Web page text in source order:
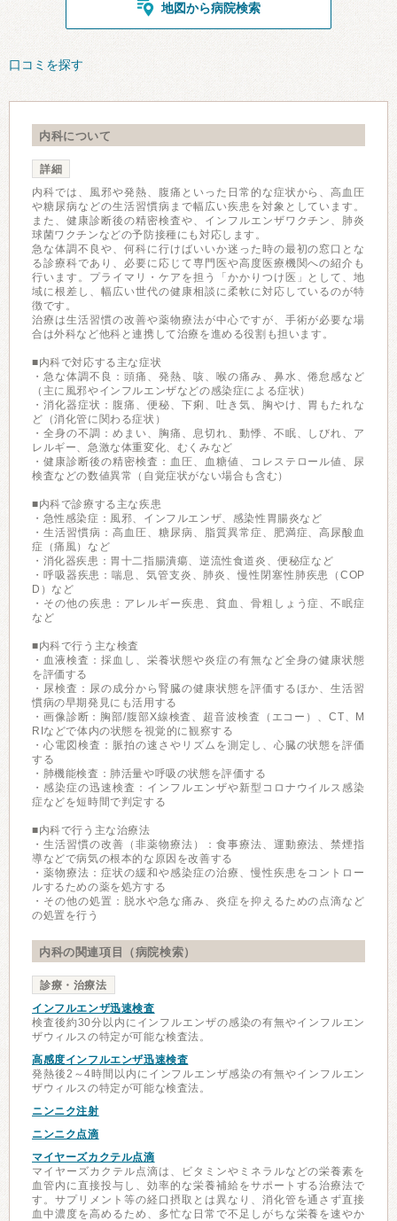
地図から病院検索
口コミを探す
内科について
詳細
内科では、風邪や発熱、腹痛といった日常的な症状から、高血圧
や糖尿病などの生活習慣病まで幅広い疾患を対象としています。
また、健康診断後の精密検査や、インフルエンザワクチン、肺炎
球菌ワクチンなどの予防接種にも対応します。
急な体調不良や、何科に行けばいいか迷った時の最初の窓口とな
る診療科であり、必要に応じて専門医や高度医療機関への紹介も
行います。プライマリ・ケアを担う「かかりつけ医」として、地
域に根差し、幅広い世代の健康相談に柔軟に対応しているのが特
徴です。
治療は生活習慣の改善や薬物療法が中心ですが、手術が必要な場
合は外科など他科と連携して治療を進める役割も担います。
■内科で対応する主な症状
・急な体調不良：頭痛、発熱、咳、喉の痛み、鼻水、倦怠感など
（主に風邪やインフルエンザなどの感染症による症状）
・消化器症状：腹痛、便秘、下痢、吐き気、胸やけ、胃もたれな
ど（消化管に関わる症状）
・全身の不調：めまい、胸痛、息切れ、動悸、不眠、しびれ、ア
レルギー、急激な体重変化、むくみなど
・健康診断後の精密検査：血圧、血糖値、コレステロール値、尿
検査などの数値異常（自覚症状がない場合も含む）
■内科で診療する主な疾患
・急性感染症：風邪、インフルエンザ、感染性胃腸炎など
・生活習慣病：高血圧、糖尿病、脂質異常症、肥満症、高尿酸血
症（痛風）など
・消化器疾患：胃十二指腸潰瘍、逆流性食道炎、便秘症など
・呼吸器疾患：喘息、気管支炎、肺炎、慢性閉塞性肺疾患（COP
D）など
・その他の疾患：アレルギー疾患、貧血、骨粗しょう症、不眠症
など
■内科で行う主な検査
・血液検査：採血し、栄養状態や炎症の有無など全身の健康状態
を評価する
・尿検査：尿の成分から腎臓の健康状態を評価するほか、生活習
慣病の早期発見にも活用する
・画像診断：胸部/腹部X線検査、超音波検査（エコー）、CT、M
RIなどで体内の状態を視覚的に観察する
・心電図検査：脈拍の速さやリズムを測定し、心臓の状態を評価
する
・肺機能検査：肺活量や呼吸の状態を評価する
・感染症の迅速検査：インフルエンザや新型コロナウイルス感染
症などを短時間で判定する
■内科で行う主な治療法
・生活習慣の改善（非薬物療法）：食事療法、運動療法、禁煙指
導などで病気の根本的な原因を改善する
・薬物療法：症状の緩和や感染症の治療、慢性疾患をコントロー
ルするための薬を処方する
・その他の処置：脱水や急な痛み、炎症を抑えるための点滴など
の処置を行う
内科の関連項目（病院検索）
診療・治療法
インフルエンザ迅速検査
検査後約30分以内にインフルエンザの感染の有無やインフルエン
ザウィルスの特定が可能な検査法。
高感度インフルエンザ迅速検査
発熱後2～4時間以内にインフルエンザ感染の有無やインフルエン
ザウィルスの特定が可能な検査法。
ニンニク注射
ニンニク点滴
マイヤーズカクテル点滴
マイヤーズカクテル点滴は、ビタミンやミネラルなどの栄養素を
血管内に直接投与し、効率的な栄養補給をサポートする治療法で
す。サプリメント等の経口摂取とは異なり、消化管を通さず直接
血中濃度を高めるため、多忙な日常で不足しがちな栄養を速やか